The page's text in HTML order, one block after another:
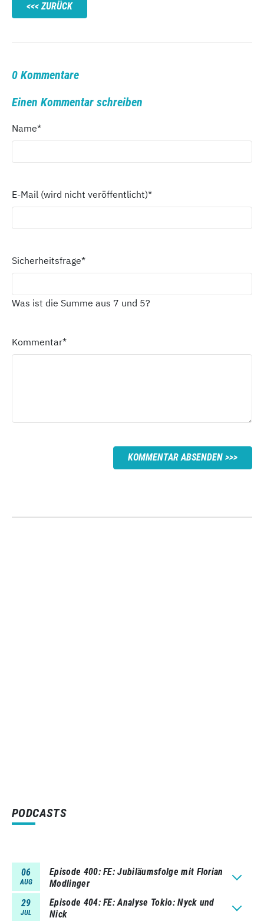
ZURÜCK
0 Kommentare
Einen Kommentar schreiben
Name*
E-Mail (wird nicht veröffentlicht)*
Sicherheitsfrage*
Was ist die Summe aus 7 und 5?
Kommentar*
KOMMENTAR ABSENDEN
PODCASTS
06
AUG
Episode 400 FE: Jubiläumsfolge mit Florian
Modlinger
29
JUL
Episode 404 FE: Analyse Tokio: Nyck und
Nick